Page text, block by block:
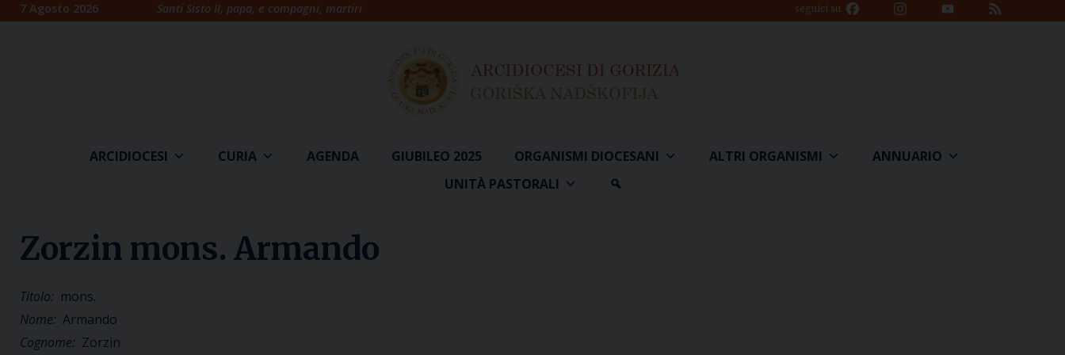
Skip7 Agosto 2026 Santi Sisto II, papa, e compagni, martiri seguici su Facebook InstagramYouTube
Channel
ARCIDIOCESI CURIA AGENDA GIUBILEO 2025 ORGANISMI DIOCESANI ALTRI ORGANISMI
ANNUARIO
UNITÀ PASTORALI
Zorzin mons. Armando
Titolo: mons.
Nome: Armando
Cognome: Zorzin